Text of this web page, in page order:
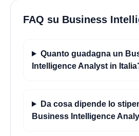
FAQ su Business
Quanto guadagna un
Intelligence Analyst in
Da cosa dipende lo
Business Intelligence